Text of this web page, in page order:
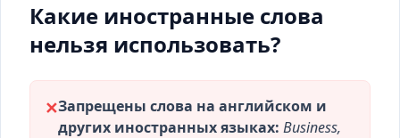
Какие иностранные слова
нельзя использовать?
✕Запрещены слова на английском и
других иностранных языках: Business,